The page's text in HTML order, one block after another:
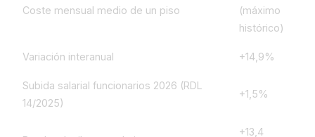
Coste mensual medio de un piso
(máximo
histórico)
Variación interanual +14,9%
Subida salarial funcionarios 2026 (RDL
14/2025)
+1,5%
+13,4